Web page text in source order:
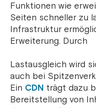
Funktionen wie
Seiten schneller zu
Infrastruktur
Erweiterung. Durch
Lastausgleich wird
auch bei
Ein CDN trägt dazu
Bereitstellung von